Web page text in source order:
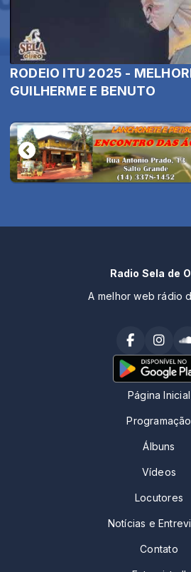
RODEIO ITU 2025 -
GUILHERME E BENUTO
Radio Sela de
A melhor web rádio
Página Inicial
Programação
Álbuns
Vídeos
Locutores
Notícias e
Contato